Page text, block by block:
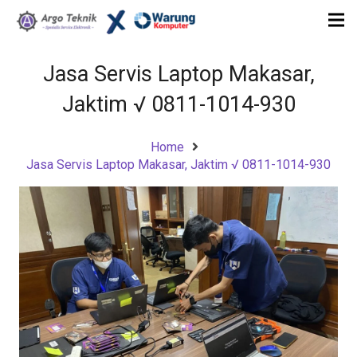
Jasa Servis Laptop Makasar,
Jaktim √ 0811-1014-930
Home
Jasa Servis Laptop Makasar, Jaktim √ 0811-1014-930